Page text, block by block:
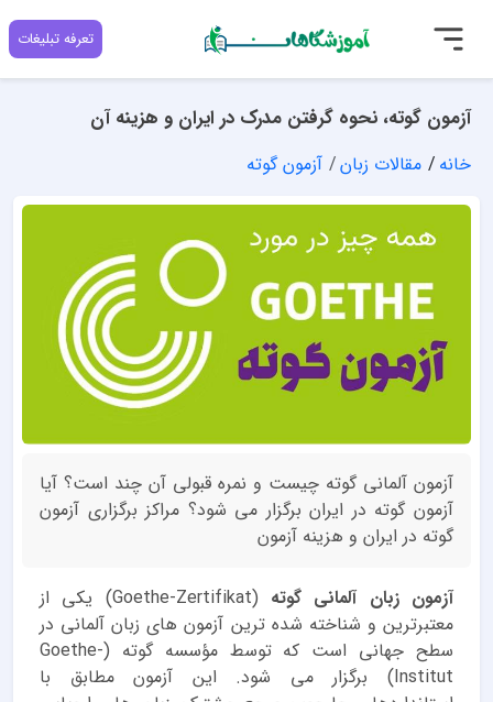
تعرفه تبلیغات
آزمون گوته، نحوه گرفتن مدرک در ایران و هزینه آن
خانه مقالات زبان آزمون گوته
آزمون آلمانی گوته چیست و نمره قبولی آن چند است؟ آیا
آزمون گوته در ایران برگزار می شود؟ مراکز برگزاری آزمون
گوته در ایران و هزینه آزمون
آزمون زبان آلمانی گوته
(Goethe-Zertifikat) یکی از
معتبرترین و شناخته شده ترین آزمون های زبان آلمانی در
سطح جهانی است که توسط مؤسسه گوته (Goethe-
Institut) برگزار می شود. این آزمون مطابق با